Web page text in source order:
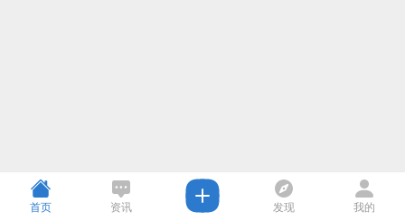
首页 资讯 发现 我的